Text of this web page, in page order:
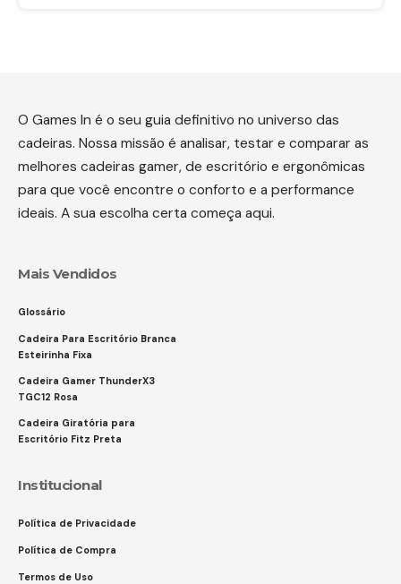
O Games In é o seu guia definitivo no universo das
cadeiras. Nossa missão é analisar, testar e comparar as
melhores cadeiras gamer, de escritório e ergonômicas
para que você encontre o conforto e a performance
ideais. A sua escolha certa começa aqui.
Mais Vendidos
Glossário
Cadeira Para Escritório Branca
Esteirinha Fixa
Cadeira Gamer ThunderX3
TGC12 Rosa
Cadeira Giratória para
Escritório Fitz Preta
Institucional
Política de Privacidade
Política de Compra
Termos de Uso